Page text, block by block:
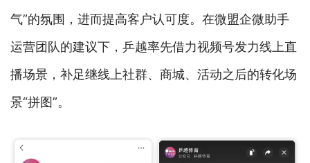
气”的氛围，进而提高客户认可度。在微盟企微助手
运营团队的建议下，乒越率先借力视频号发力线上直
播场景，补足继线上社群、商城、活动之后的转化场
景“拼图”。